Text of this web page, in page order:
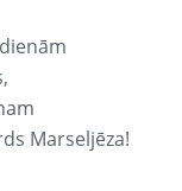
Marseljēza!